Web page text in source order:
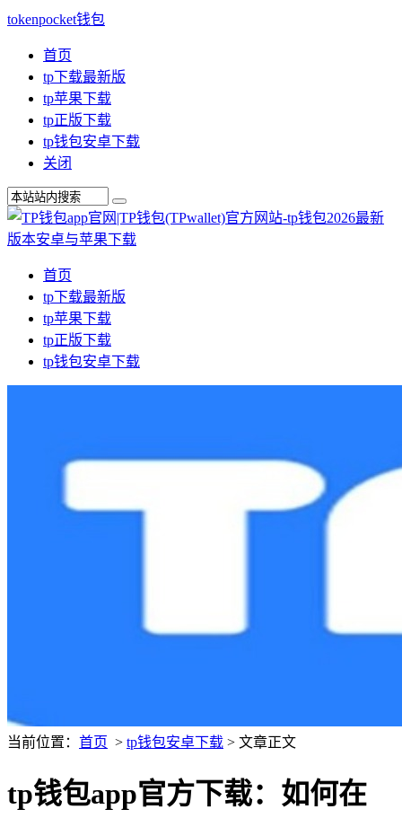
tokenpocket钱包
首页
tp下载最新版
tp苹果下载
tp正版下载
tp钱包安卓下载
关闭
首页
tp下载最新版
tp苹果下载
tp正版下载
tp钱包安卓下载
当前位置： 首页 > tp钱包安卓下载 > 文章正文
tp钱包app官方下载：如何在